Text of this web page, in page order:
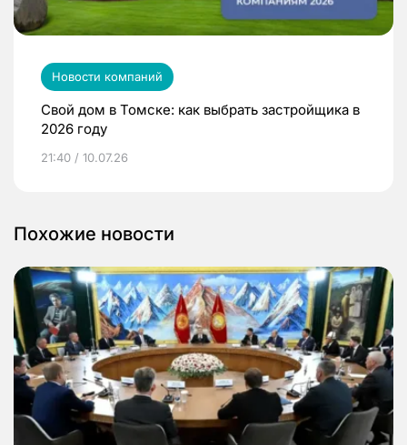
Новости компаний
Свой дом в Томске: как выбрать застройщика в
2026 году
21:40 / 10.07.26
Похожие новости